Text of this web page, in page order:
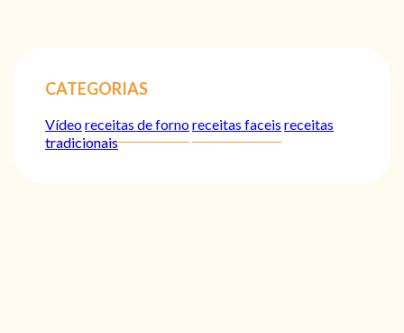
CATEGORIAS
Vídeoreceitas de fornoreceitas faceis receitas
tradicionais